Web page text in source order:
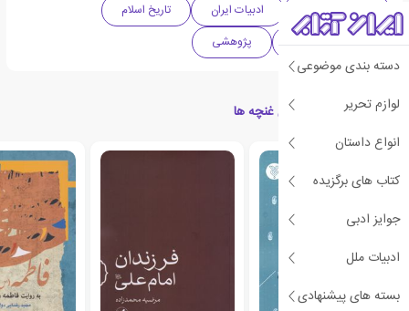
دسته بندی موضوعی
لوازم تحریر
انواع داستان
کتاب های برگزیده
جوایز ادبی
ادبیات ملل
بسته های پیشنهادی
دینی و مذهبی
ادبیات ایران
تاریخ اسلام
دهه 2020 میلادی
پژوهشی
کتاب های مرتبط با بابای غنچه ها
پ
ی
ش
ن
ه
ا
د
و
ی
ژ
ه